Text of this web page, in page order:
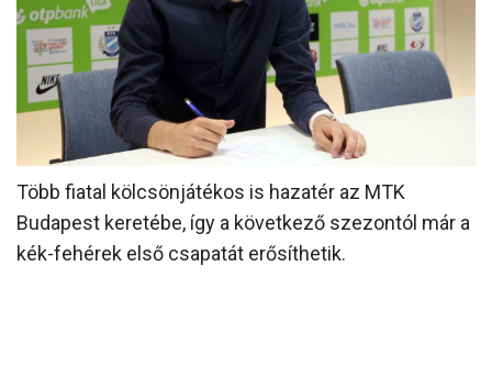
CSAPATOK
MÉRKŐZÉSEK
KLUB
GALÉRIA
SZURKOLÓI ÉLMÉNYEK
AKKREDITÁCIÓ
Több fiatal kölcsönjátékos is hazatér az MTK
Budapest keretébe, így a következő szezontól már a
kék-fehérek első csapatát erősíthetik.